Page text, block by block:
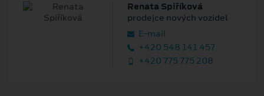
Renata Spiříková
prodejce nových vozidel
E‑mail
+420 548 141 457
+420 775 775 208